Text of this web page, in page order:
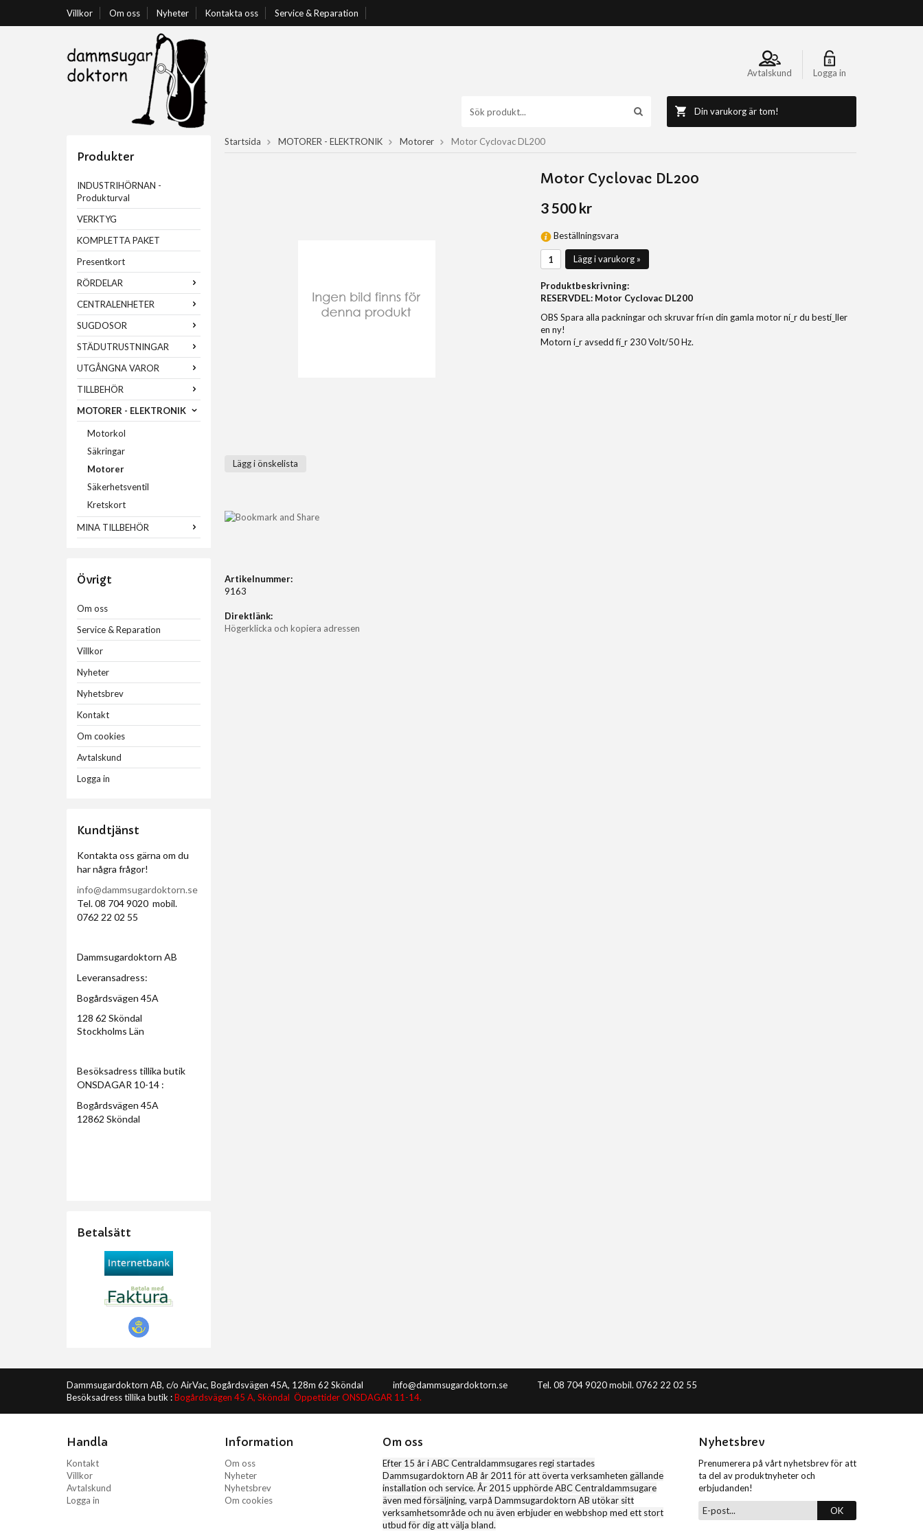
Villkor Om oss Nyheter Kontakta oss Service & Reparation
Avtalskund Logga in
Din varukorg är tom!
Produkter
INDUSTRIHÖRNAN -
Produkturval
VERKTYG
KOMPLETTA PAKET
Presentkort
RÖRDELAR
CENTRALENHETER
SUGDOSOR
STÄDUTRUSTNINGAR
UTGÅNGNA VAROR
TILLBEHÖR
MOTORER - ELEKTRONIK
Motorkol
Säkringar
Motorer
Säkerhetsventil
Kretskort
MINA TILLBEHÖR
Övrigt
Om oss
Service & Reparation
Villkor
Nyheter
Nyhetsbrev
Kontakt
Om cookies
Avtalskund
Logga in
Kundtjänst
Kontakta oss gärna om du
har några frågor!
info@dammsugardoktorn.se
Tel. 08 704 9020 mobil.
0762 22 02 55
Dammsugardoktorn AB
Leveransadress:
Bogårdsvägen 45A
128 62 Sköndal
Stockholms Län
Besöksadress tillika butik
ONSDAGAR 10-14 :
Bogårdsvägen 45A
12862 Sköndal
Betalsätt
Startsida MOTORER - ELEKTRONIK Motorer Motor Cyclovac DL200
Motor Cyclovac DL200
3 500 kr
Beställningsvara
Lägg i varukorg »
Produktbeskrivning:
RESERVDEL: Motor Cyclovac DL200
OBS Spara alla packningar och skruvar frí«n din gamla motor ní_r du bestí_ller
en ny!
Motorn í_r avsedd fí_r 230 Volt/50 Hz.
Lägg i önskelista
Artikelnummer:
9163
Direktlänk:
Högerklicka och kopiera adressen
Dammsugardoktorn AB, c/o AirVac, Bogårdsvägen 45A, 128m 62 Sköndal info@dammsugardoktorn.se
Tel. 08 704 9020 mobil. 0762 22 02 55
Besöksadress tillika butik :Bogårdsvägen 45 A, Sköndal Öppettider ONSDAGAR 11-14.
Handla
Kontakt
Villkor
Avtalskund
Logga in
Information
Om oss
Nyheter
Nyhetsbrev
Om cookies
Om oss
Efter 15 år i ABC Centraldammsugares regi startades
Dammsugardoktorn AB år 2011 för att överta verksamheten gällande
installation och service. År 2015 upphörde ABC Centraldammsugare
även med försäljning, varpå Dammsugardoktorn AB utökar sitt
verksamhetsområde och nu även erbjuder en webbshop med ett stort
utbud för dig att välja bland.
Nyhetsbrev
Prenumerera på vårt nyhetsbrev för att
ta del av produktnyheter och
erbjudanden!
OK